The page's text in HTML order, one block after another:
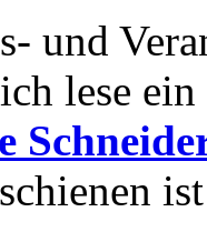
und
lese ein